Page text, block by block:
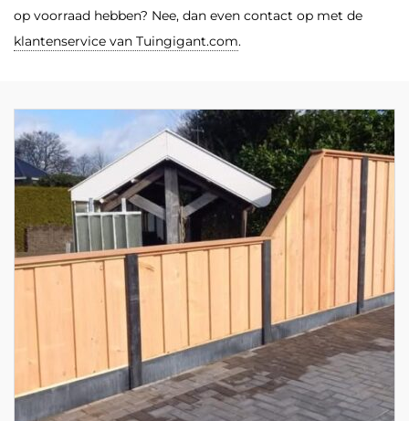
op voorraad hebben? Nee, dan even contact op met de
klantenservice van Tuingigant.com.